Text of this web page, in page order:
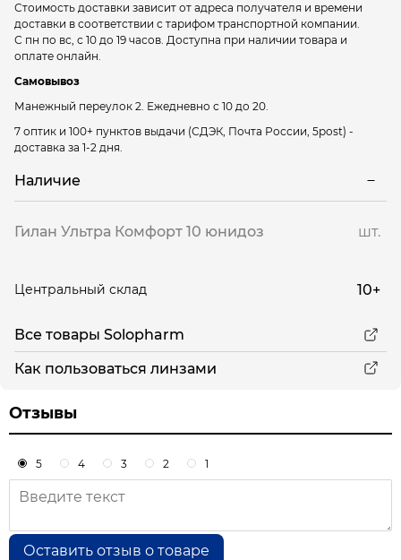
Стоимость доставки зависит от адреса получателя и времени
доставки в соответствии с тарифом транспортной компании.
С пн по вс, с 10 до 19 часов. Доступна при наличии товара и
оплате онлайн.
Самовывоз
Манежный переулок 2. Ежедневно с 10 до 20.
7 оптик и 100+ пунктов выдачи (СДЭК, Почта России, 5post) -
доставка за 1-2 дня.
Наличие
Гилан Ультра Комфорт 10 юнидоз шт.
Центральный склад 10+
Все товары Solopharm
Как пользоваться линзами
Отзывы
5 4 3 2 1
Оставить отзыв о товаре